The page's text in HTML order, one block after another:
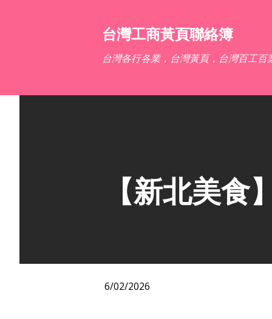
台灣工商黃頁聯絡簿
台灣各行各業，台灣黃頁，台灣百工百
【新北美食
6/02/2026